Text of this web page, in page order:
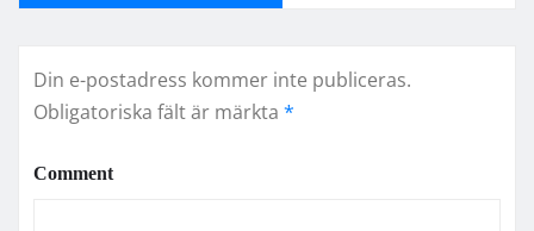
Din e-postadress kommer inte publiceras.
Obligatoriska fält är märkta *
Comment